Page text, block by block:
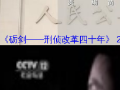
《砺剑——刑侦改革四十年》